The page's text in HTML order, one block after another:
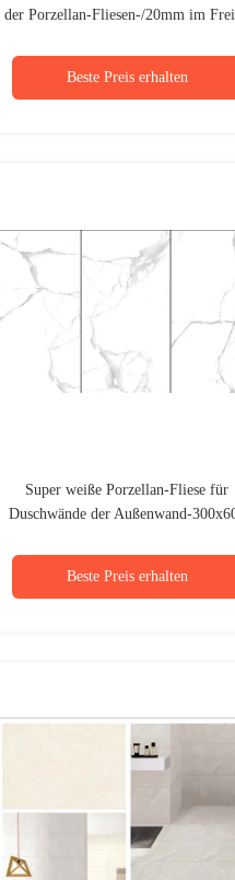
der Porzellan-Fliesen-/20mm im
Beste Preis erhalten
Super weiße Porzellan-Fliese für
Duschwände der Außenwand-
Beste Preis erhalten